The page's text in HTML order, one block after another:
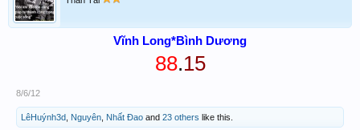
Vĩnh Long*Bình Dương
88.15
8/6/12
LêHuýnh3d Nguyên Nhất Đao and 23 others like this.